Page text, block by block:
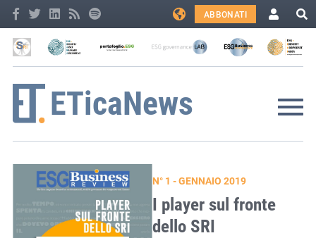
ABBONATI
N° 1 - GENNAIO 2019
I player sul fronte
dello SRI